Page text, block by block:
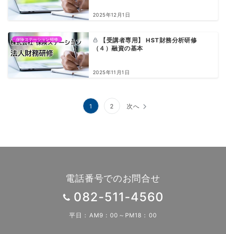
2025年12月1日
保険ステーション研修
【受講者専用】 HST財務分析研修
（４）融資の基本
2025年11月1日
1 2 次へ
電話番号でのお問合せ
082-511-4560
平日：AM9：00～PM18：00